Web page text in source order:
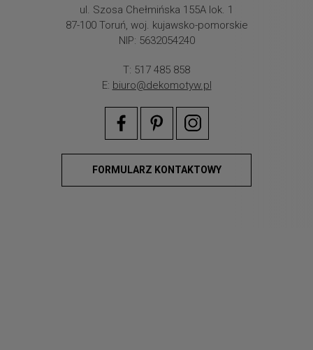
ul. Szosa Chełmińska 155A lok. 1
87-100 Toruń, woj. kujawsko-pomorskie
NIP: 5632054240
T: 517 485 858
E: biuro@dekomotyw.pl
FORMULARZ KONTAKTOWY